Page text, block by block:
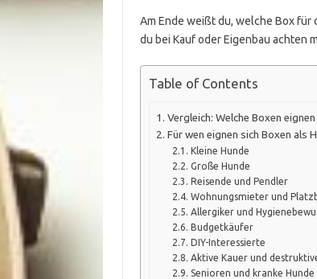
Am Ende weißt du, welche Box für
du bei Kauf oder Eigenbau achten
Table of Contents
Vergleich: Welche Boxen
Für wen eignen sich Boxen als
Kleine Hunde
Große Hunde
Reisende und Pendler
Wohnungsmieter und
Allergiker und
Budgetkäufer
DIY-Interessierte
Aktive Kauer und
Senioren und kranke Hunde